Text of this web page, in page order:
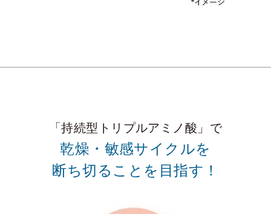
「持続型トリプルアミノ酸」で
乾燥・敏感サイクルを
断ち切ることを目指す！